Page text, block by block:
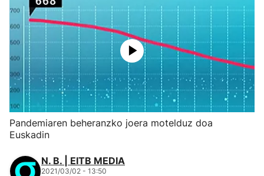
Pandemiaren beheranzko joera motelduz doa
Euskadin
N. B. | EITB MEDIA
2021/03/02 - 13:50